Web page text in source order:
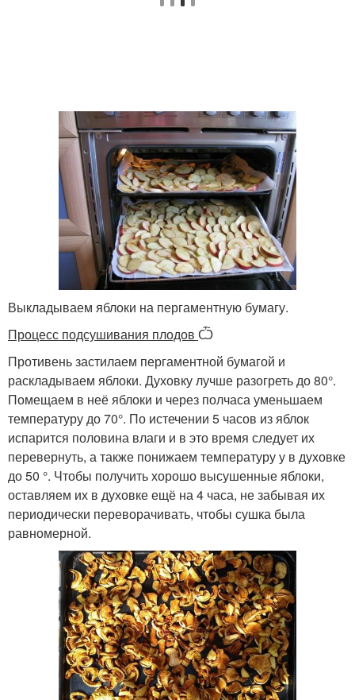
Выкладываем яблоки на пергаментную бумагу.
Процесс подсушивания плодов Ѽ
Противень застилаем пергаментной бумагой и
раскладываем яблоки. Духовку лучше разогреть до 80°.
Помещаем в неё яблоки и через полчаса уменьшаем
температуру до 70°. По истечении 5 часов из яблок
испарится половина влаги и в это время следует их
перевернуть, а также понижаем температуру у в духовке
до 50 °. Чтобы получить хорошо высушенные яблоки,
оставляем их в духовке ещё на 4 часа, не забывая их
периодически переворачивать, чтобы сушка была
равномерной.